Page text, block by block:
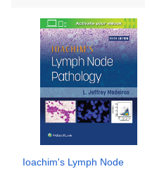
Ioachim's Lymph Node